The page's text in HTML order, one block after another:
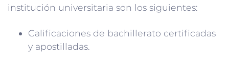
institución universitaria son los siguientes:
Calificaciones de bachillerato certificadas
y apostilladas.